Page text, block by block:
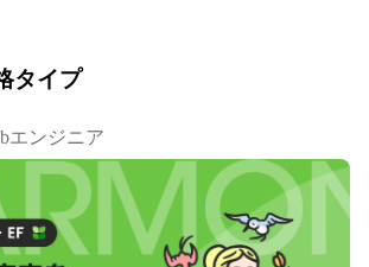
トをつくるツールです。
sales
応対の履歴や、顧客リストや過去の商談
ールです。営業活動の分析をしながら、
スの改善が可能です。
タイプ
エンジニア